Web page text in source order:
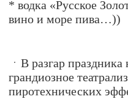
* водка «Русское
вино и море пива…))
В разгар праздника
грандиозное
пиротехнических